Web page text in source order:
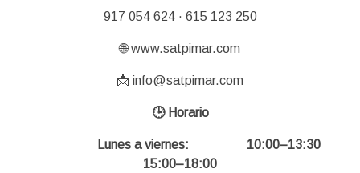
917 054 624 · 615 123 250
🌐 www.satpimar.com
📩 info@satpimar.com
🕒 Horario
Lunes a viernes: 10:00–13:30
15:00–18:00